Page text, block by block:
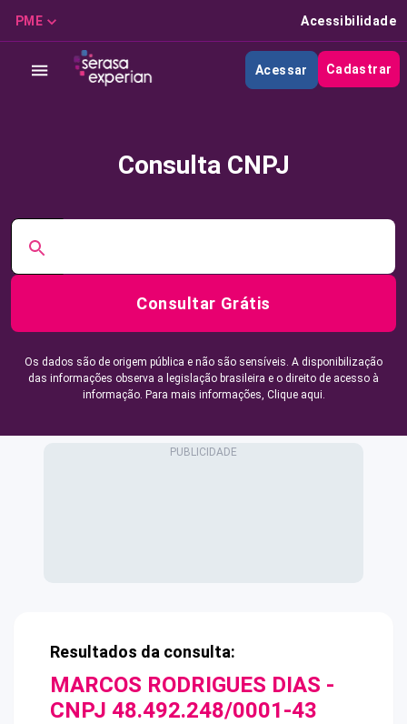
PME Acessibilidade
Acessar Cadastrar
Consulta CNPJ
Consultar Grátis
Os dados são de origem pública e não são sensíveis. A disponibilização
das informações observa a legislação brasileira e o direito de acesso à
informação. Para mais informações, Clique aqui.
Resultados da consulta:
MARCOS RODRIGUES DIAS -
CNPJ 48.492.248/0001-43